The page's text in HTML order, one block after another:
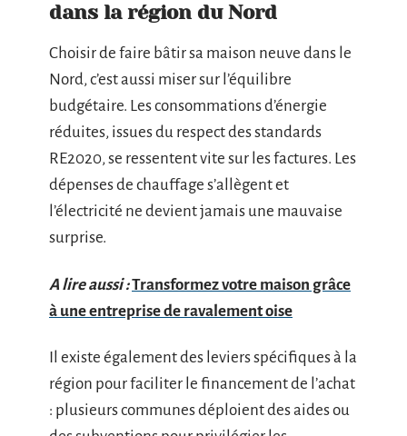
dans la région du Nord
Choisir de faire bâtir sa maison neuve dans le
Nord, c’est aussi miser sur l’équilibre
budgétaire. Les consommations d’énergie
réduites, issues du respect des standards
RE2020, se ressentent vite sur les factures. Les
dépenses de chauffage s’allègent et
l’électricité ne devient jamais une mauvaise
surprise.
A lire aussi :Transformez votre maison grâce
à une entreprise de ravalement oise
Il existe également des leviers spécifiques à la
région pour faciliter le financement de l’achat
: plusieurs communes déploient des aides ou